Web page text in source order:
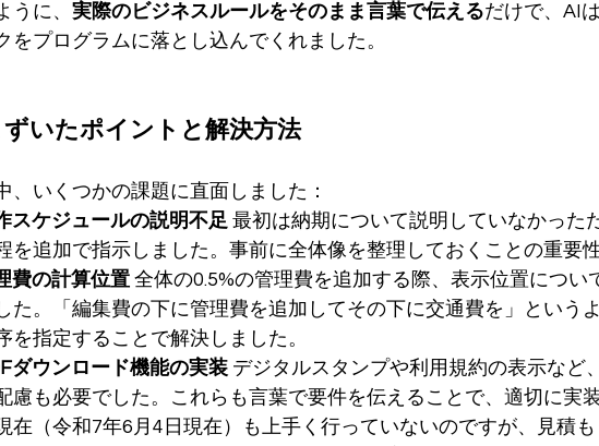
うに、 実際のビジネスルールをそのまま言葉で伝えるだけで、AI
をプログラムに落とし込んでくれました。
いたポイントと解決方法
、いくつかの課題に直面しました：
スケジュールの説明不足 最初は納期について説明していなかった
を追加で指示しました。事前に全体像を整理しておくことの重要
費の計算位置 全体の0.5%の管理費を追加する際、表示位置につい
た。「編集費の下に管理費を追加してその下に交通費を」という
を指定することで解決しました。
ダウンロード機能の実装 デジタルスタンプや利用規約の表示など
慮も必要でした。これらも言葉で要件を伝えることで、適切に実
在（令和7年6月4日現在）も上手く行っていないのですが、見積